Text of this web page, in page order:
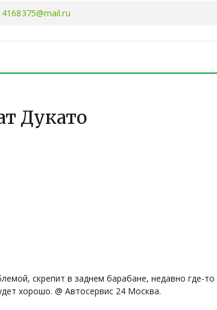
4168375@mail.ru
Дукато
скрепит в заднем барабане, недавно где-
хорошо. @ Автосервис 24 Москва.